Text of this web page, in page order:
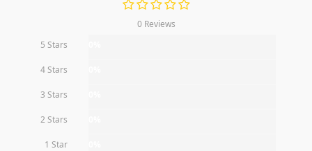
0 Reviews
5 Stars
4 Stars
3 Stars
2 Stars
1 Star